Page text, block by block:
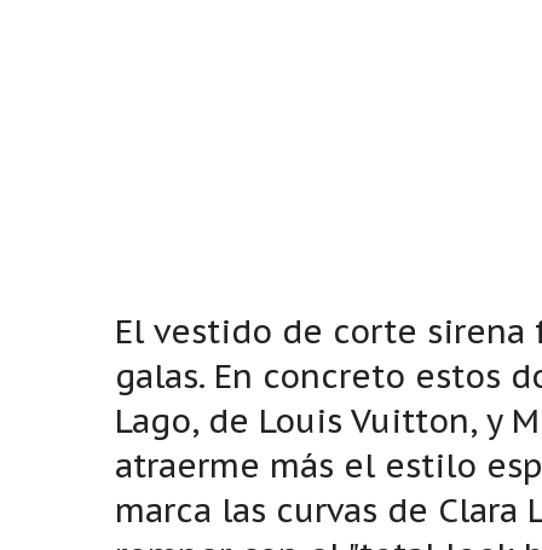
El vestido de corte sirena
galas. En concreto estos
Lago, de Louis Vuitton, y
atraerme más el estilo
marca las curvas de